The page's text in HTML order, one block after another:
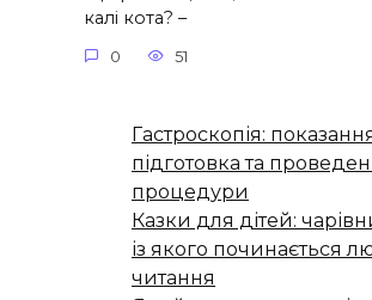
калі кота? –
0 51
Гастроскопія:
підготовка та
процедури
Казки для дітей:
із якого починається
читання